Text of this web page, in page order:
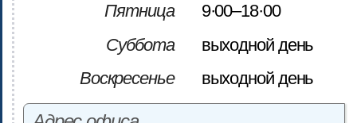
Пятница
9·00–18·00
Суббота
выходной день
Воскресенье
выходной день